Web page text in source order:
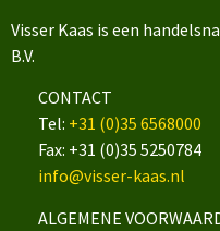
Visser Kaas is een
B.V.
CONTACT
Tel: +31 (0)35 6568000
Fax: +31 (0)35 5250784
info@visser-kaas.nl
ALGEMENE